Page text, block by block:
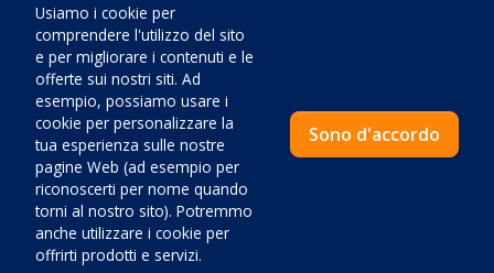
Usiamo i cookie per
comprendere l'utilizzo del sito
e per migliorare i contenuti e le
offerte sui nostri siti. Ad
esempio, possiamo usare i
cookie per personalizzare la
tua esperienza sulle nostre
pagine Web (ad esempio per
riconoscerti per nome quando
torni al nostro sito). Potremmo
anche utilizzare i cookie per
offrirti prodotti e servizi.
Sono d'accordo
VELOX d.o.o., agenzia di viaggi za turizam, ugostiteljstvo,
trgovinu, turistička agencija, Mate Vlašića 1, 52440 Poreč • OIB:
HR52604029065 • ID COD: HR-AB-52-040033726 • Ovlaštena
osoba: Ivan Antolović, direktor • Temeljni kapital 2.660,00 euro •
Nadležno tijelo: Trgovački sud u Pazinu • Mail:
tours.com
Website byNeoLab